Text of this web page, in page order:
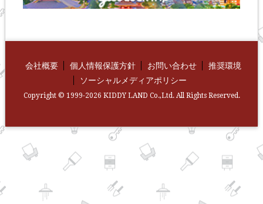
会社概要 個人情報保護方針 お問い合わせ
推奨環境
ソーシャルメディアポリシー
Copyright © 1999-2026 KIDDY LAND Co.,Ltd. All Rights Reserved.